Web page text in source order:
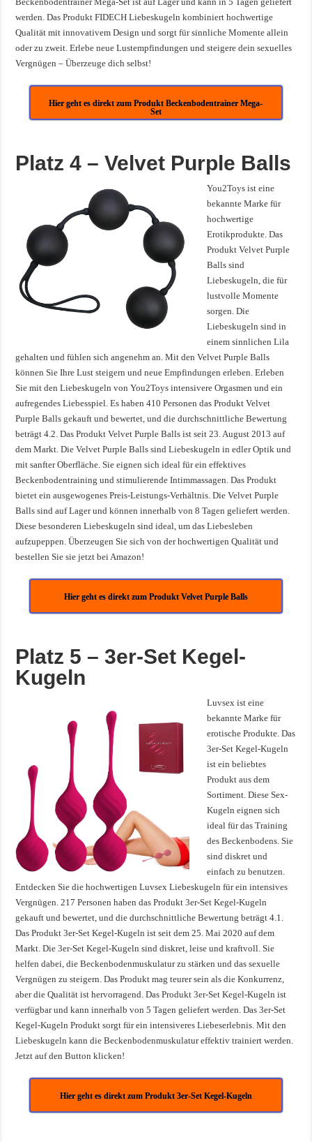
werden. Das Produkt FIDECH Liebeskugeln kombiniert hochwertige
Qualität mit innovativem Design und sorgt für sinnliche Momente allein
oder zu zweit. Erlebe neue Lustempfindungen und steigere dein sexuelles
Vergnügen – Überzeuge dich selbst!
Hier geht es direkt zum Produkt Beckenbodentrainer Mega-
Set
Platz 4 – Velvet Purple Balls
You2Toys ist eine
bekannte Marke für
hochwertige
Erotikprodukte. Das
Produkt Velvet Purple
Balls sind
Liebeskugeln, die für
lustvolle Momente
sorgen. Die
Liebeskugeln sind in
einem sinnlichen Lila
gehalten und fühlen sich angenehm an. Mit den Velvet Purple Balls
können Sie Ihre Lust steigern und neue Empfindungen erleben. Erleben
Sie mit den Liebeskugeln von You2Toys intensivere Orgasmen und ein
aufregendes Liebesspiel. Es haben 410 Personen das Produkt Velvet
Purple Balls gekauft und bewertet, und die durchschnittliche Bewertung
beträgt 4.2. Das Produkt Velvet Purple Balls ist seit 23. August 2013 auf
dem Markt. Die Velvet Purple Balls sind Liebeskugeln in edler Optik und
mit sanfter Oberfläche. Sie eignen sich ideal für ein effektives
Beckenbodentraining und stimulierende Intimmassagen. Das Produkt
bietet ein ausgewogenes Preis-Leistungs-Verhältnis. Die Velvet Purple
Balls sind auf Lager und können innerhalb von 8 Tagen geliefert werden.
Diese besonderen Liebeskugeln sind ideal, um das Liebesleben
aufzupeppen. Überzeugen Sie sich von der hochwertigen Qualität und
bestellen Sie sie jetzt bei Amazon!
Hier geht es direkt zum Produkt Velvet Purple Balls
Platz 5 – 3er-Set Kegel-
Kugeln
Luvsex ist eine
bekannte Marke für
erotische Produkte. Das
3er-Set Kegel-Kugeln
ist ein beliebtes
Produkt aus dem
Sortiment. Diese Sex-
Kugeln eignen sich
ideal für das Training
des Beckenbodens. Sie
sind diskret und
einfach zu benutzen.
Entdecken Sie die hochwertigen Luvsex Liebeskugeln für ein intensives
Vergnügen. 217 Personen haben das Produkt 3er-Set Kegel-Kugeln
gekauft und bewertet, und die durchschnittliche Bewertung beträgt 4.1.
Das Produkt 3er-Set Kegel-Kugeln ist seit dem 25. Mai 2020 auf dem
Markt. Die 3er-Set Kegel-Kugeln sind diskret, leise und kraftvoll. Sie
helfen dabei, die Beckenbodenmuskulatur zu stärken und das sexuelle
Vergnügen zu steigern. Das Produkt mag teurer sein als die Konkurrenz,
aber die Qualität ist hervorragend. Das Produkt 3er-Set Kegel-Kugeln ist
verfügbar und kann innerhalb von 5 Tagen geliefert werden. Das 3er-Set
Kegel-Kugeln Produkt sorgt für ein intensiveres Liebeserlebnis. Mit den
Liebeskugeln kann die Beckenbodenmuskulatur effektiv trainiert werden.
Jetzt auf den Button klicken!
Hier geht es direkt zum Produkt 3er-Set Kegel-Kugeln